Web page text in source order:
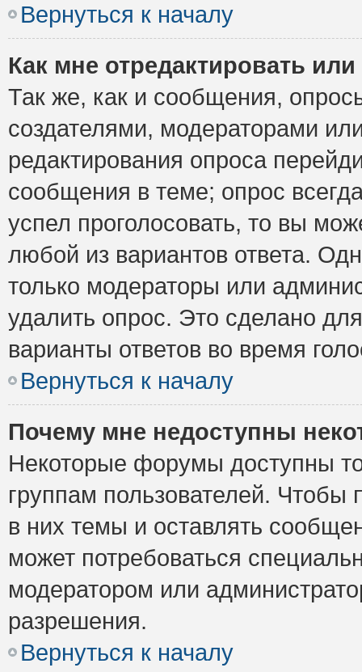
Вернуться к началу
Как мне отредактировать
Так же, как и сообщения,
создателями, модераторами
редактирования опроса
сообщения в теме; опрос
успел проголосовать, то вы
любой из вариантов ответа.
только модераторы или
удалить опрос. Это сделано
варианты ответов во время
Вернуться к началу
Почему мне недоступны
Некоторые форумы доступны
группам пользователей. Чтобы
в них темы и оставлять
может потребоваться
модератором или
разрешения.
Вернуться к началу